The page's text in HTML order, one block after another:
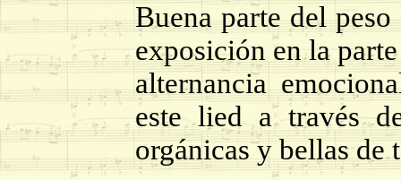
Buena parte del
exposición en la
alternancia
este lied a través
orgánicas y bellas de